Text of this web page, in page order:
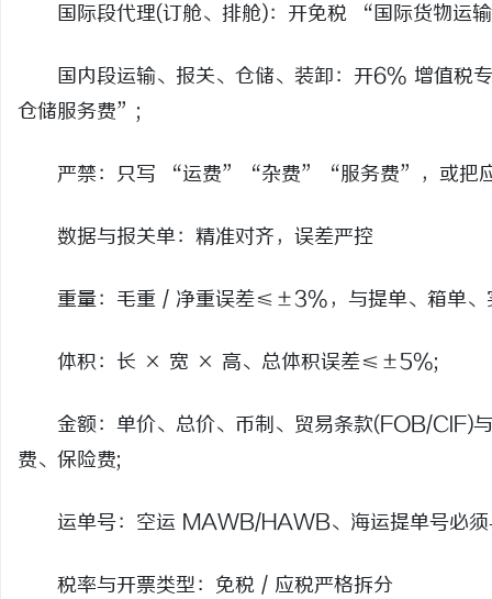
国际段代理(订舱、排舱)：开免税 “国际货物运
国内段运输、报关、仓储、装卸：开6% 增值税
仓储服务费”;
严禁：只写 “运费”“杂费”“服务费”，或把应
数据与报关单：精准对齐，误差严控
重量：毛重 / 净重误差≤±3%，与提单、箱单、
体积：长 × 宽 × 高、总体积误差≤±5%;
金额：单价、总价、币制、贸易条款(FOB/CIF)与
费、保险费;
运单号：空运 MAWB/HAWB、海运提单号必须
税率与开票类型：免税 / 应税严格拆分